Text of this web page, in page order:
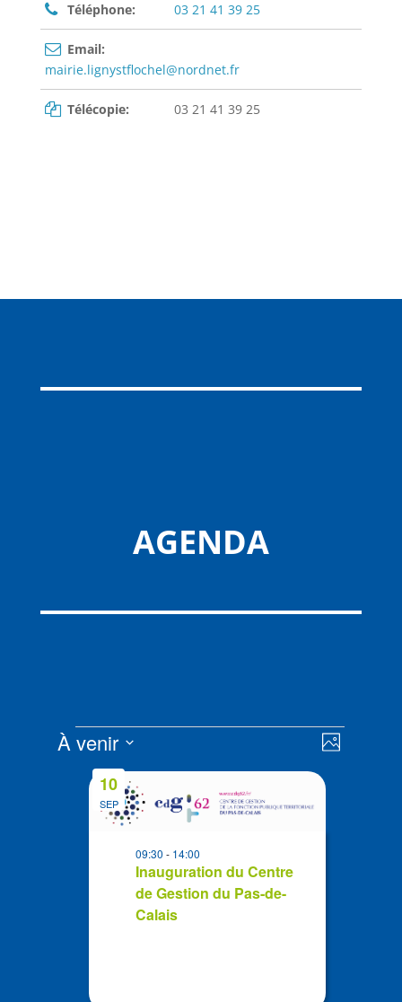
Téléphone: 03 21 41 39 25
Email:
mairie.lignystflochel@nordnet.fr
Télécopie: 03 21 41 39 25
AGENDA
Évènements de
Photo
À venir
Sélectionnez
List
events
SEP
10
Inauguration du Centre
de Gestion du Pas-de-
Calais
09:30- 14:00